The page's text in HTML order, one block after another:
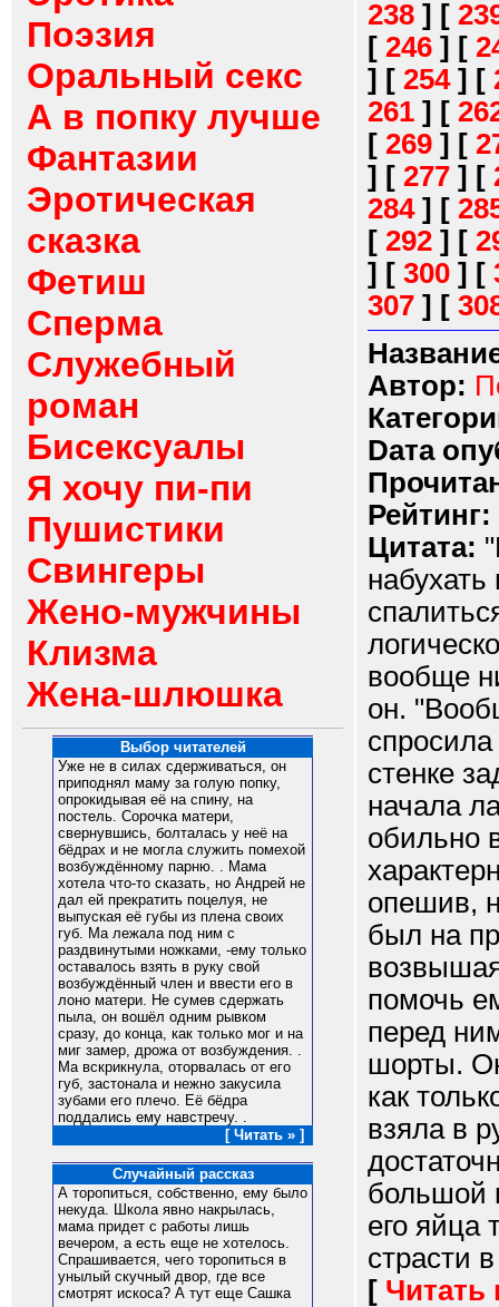
Поэзия
Оральный секс
А в попку лучше
Фантазии
Эротическая
сказка
Фетиш
Сперма
Служебный
роман
Бисексуалы
Я хочу пи-пи
Пушистики
Свингеры
Жено-мужчины
Клизма
Жена-шлюшка
Выбор читателей
Уже не в силах сдерживаться, он
приподнял маму за голую попку,
опрокидывая её на спину, на
постель. Сорочка матери,
свернувшись, болталась у неё на
бёдрах и не могла служить помехой
возбуждённому парню. . Мама
хотела что-то сказать, но Андрей не
дал ей прекратить поцелуя, не
выпуская её губы из плена своих
губ. Ма лежала под ним с
раздвинутыми ножками, -ему только
оставалось взять в руку свой
возбуждённый член и ввести его в
лоно матери. Не сумев сдержать
пыла, он вошёл одним рывком
сразу, до конца, как только мог и на
миг замер, дрожа от возбуждения. .
Ма вскрикнула, оторвалась от его
губ, застонала и нежно закусила
зубами его плечо. Её бёдра
поддались ему навстречу. .
[ Читать » ]
Случайный рассказ
А торопиться, собственно, ему было
некуда. Школа явно накрылась,
мама придет с работы лишь
вечером, а есть еще не хотелось.
Спрашивается, чего торопиться в
унылый скучный двор, где все
смотрят искоса? А тут еще Сашка
238 ] [
[ 246 ] [
] [ 254] [
261 ] [
[ 269 ] [
] [ 277 ] [
284] [
[ 292 ] [
] [ 300 ] [
307 ] [
Автор:
Dата
Рейтинг:
Цитата:
вообще
он.
стенке
начала
обильно
опешив,
был на
помочь
перед
шорты.
как
взяла в
большой
его яйца
страсти
[ Читать